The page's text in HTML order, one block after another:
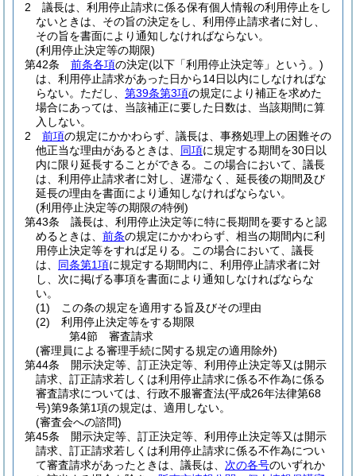
2
議長は、利用停止請求に係る保有個人情報の利用停止をし
ないときは、その旨の決定をし、利用停止請求者に対し、
その旨を書面により通知しなければならない。
(利用停止決定等の期限)
第42条
前条各項の決定(以下「利用停止決定等」という。)
は、利用停止請求があった日から14日以内にしなければな
らない。 ただし、 第39条第3項の規定により補正を求めた
場合にあっては、当該補正に要した日数は、当該期間に算
入しない。
2
前項の規定にかかわらず、議長は、事務処理上の困難その
他正当な理由があるときは、 同項に規定する期間を30日以
内に限り延長することができる。
この場合において、議長
は、利用停止請求者に対し、遅滞なく、延長後の期間及び
延長の理由を書面により通知しなければならない。
(利用停止決定等の期限の特例)
第43条
議長は、利用停止決定等に特に長期間を要すると認
めるときは、 前条の規定にかかわらず、相当の期間内に利
用停止決定等をすれば足りる。
この場合において、議長
は、 同条第1項に規定する期間内に、利用停止請求者に対
し、次に掲げる事項を書面により通知しなければならな
い。
(1)
この条の規定を適用する旨及びその理由
(2)
利用停止決定等をする期限
第4節
審査請求
(審理員による審理手続に関する規定の適用除外)
第44条
開示決定等、訂正決定等、利用停止決定等又は開示
請求、訂正請求若しくは利用停止請求に係る不作為に係る
審査請求については、行政不服審査法(平成26年法律第68
号)第9条第1項の規定は、適用しない。
(審査会への諮問)
第45条
開示決定等、訂正決定等、利用停止決定等又は開示
請求、訂正請求若しくは利用停止請求に係る不作為につい
て審査請求があったときは、議長は、 次の各号のいずれか